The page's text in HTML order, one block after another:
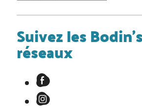
Suivez les
réseaux